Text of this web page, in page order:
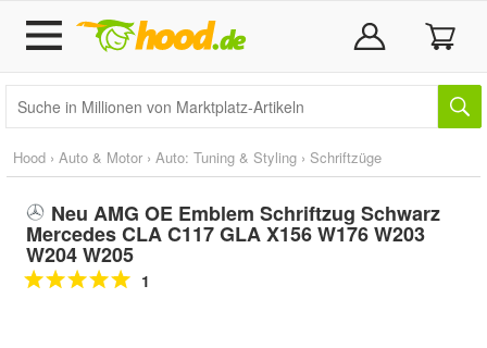
Hood › Auto & Motor › Auto: Tuning & Styling › Schriftzüge
Neu AMG OE Emblem Schriftzug Schwarz
Mercedes CLA C117 GLA X156 W176 W203
W204 W205
1